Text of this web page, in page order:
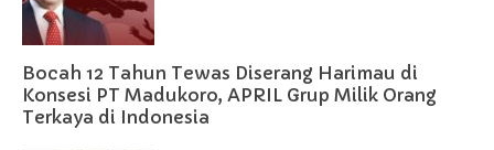
Bocah 12 Tahun Tewas Diserang Harimau di
Konsesi PT Madukoro, APRIL Grup Milik Orang
Terkaya di Indonesia